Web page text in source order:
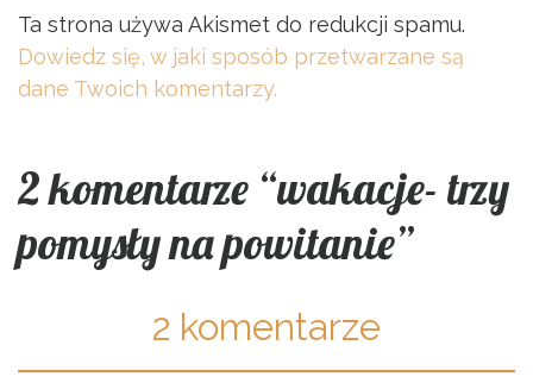
Ta strona używa Akismet do redukcji spamu.
Dowiedz się, w jaki sposób przetwarzane są
dane Twoich komentarzy.
2 komentarze “wakacje- trzy
pomysły na powitanie”
2 komentarze